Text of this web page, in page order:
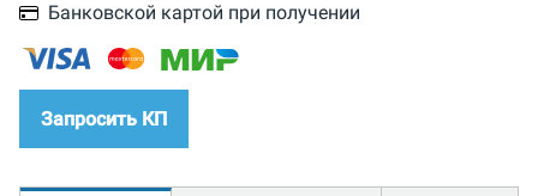
Банковской картой при получении
Запросить КП